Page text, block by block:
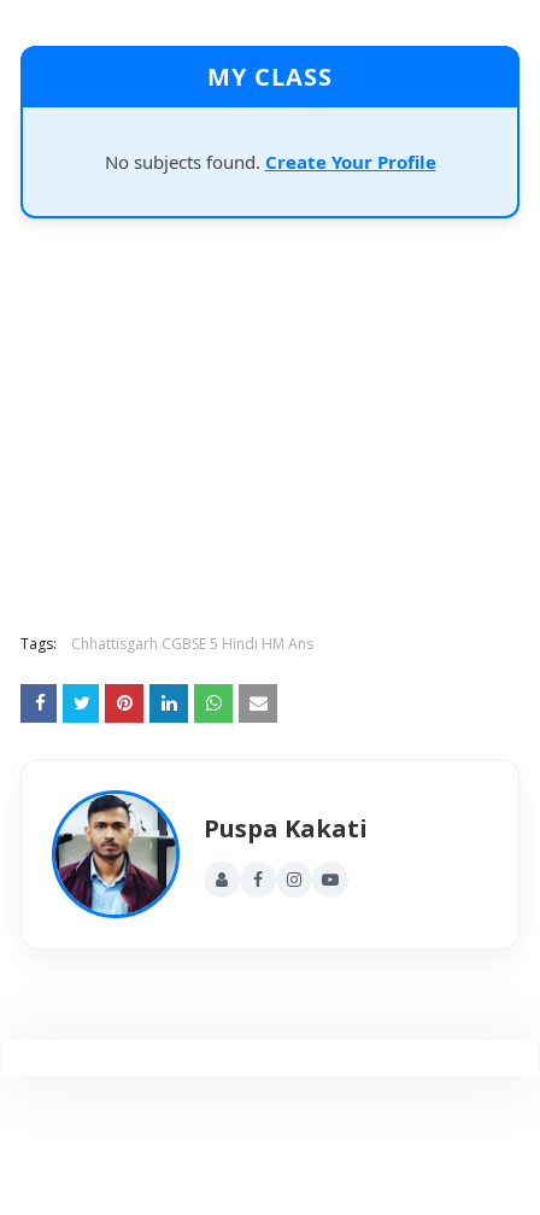
MY CLASS
No subjects found. Create Your Profile
Tags: Chhattisgarh CGBSE 5 Hindi HM Ans
Puspa Kakati